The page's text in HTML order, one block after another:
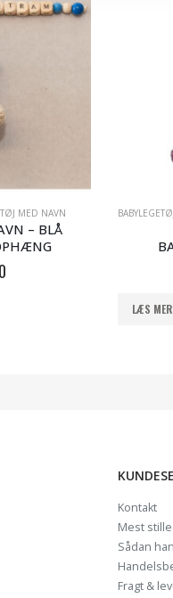
MED NAVN
– BLÅ
LÆS
Kontakt
Mest
Sådan
Fragt &